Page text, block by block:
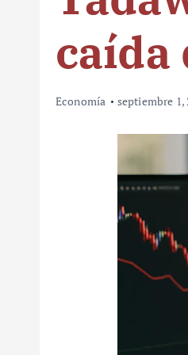
caída
Economía septiembre 1,